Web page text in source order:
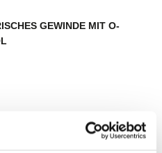
GEWINDE MIT O-